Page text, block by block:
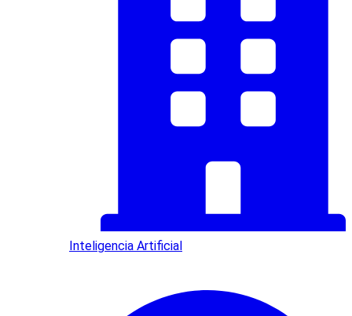
Inteligencia Artificial